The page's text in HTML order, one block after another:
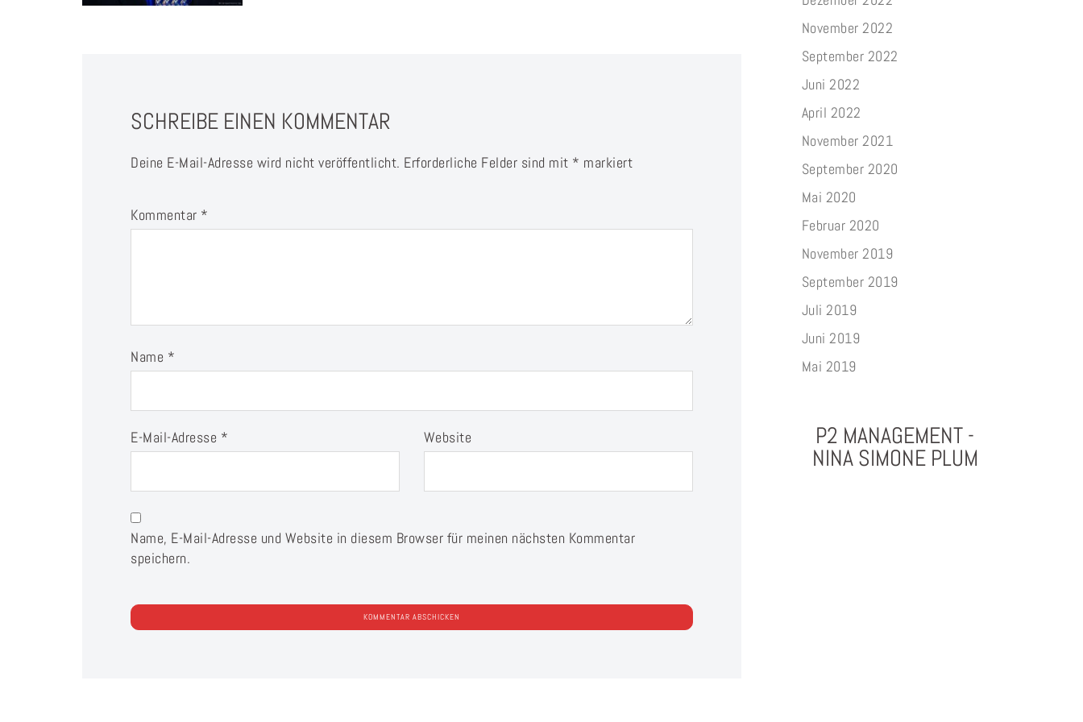
SCHREIBE EINEN KOMMENTAR
Deine E-Mail-Adresse wird nicht veröffentlicht. Erforderliche Felder sind mit * markiert
Kommentar *
Name *
E-Mail-Adresse * Website
Name, E-Mail-Adresse und Website in diesem Browser für meinen nächsten Kommentar
speichern.
November 2022
September 2022
Juni 2022
April 2022
November 2021
September 2020
Mai 2020
Februar 2020
November 2019
September 2019
Juli 2019
Juni 2019
Mai 2019
P2 MANAGEMENT -
NINA SIMONE PLUM